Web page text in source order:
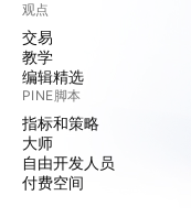
观点
交易
教学
编辑精选
PINE脚本
指标和策略
大师
自由开发人员
付费空间